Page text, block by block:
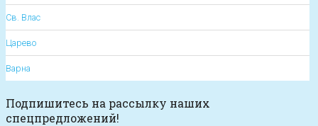
Св. Влас
Царево
Варна
Подпишитесь на рассылку наших
спецпредложений!